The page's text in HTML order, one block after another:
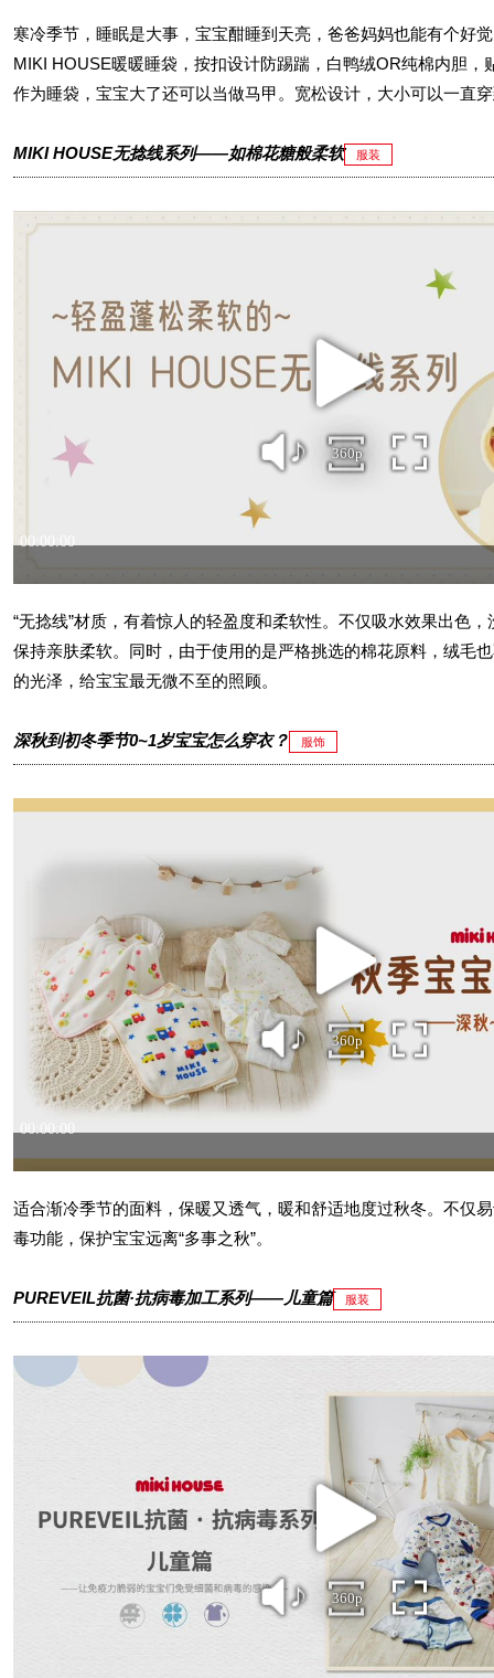
寒冷季节，睡眠是大事，宝宝酣睡到天亮，爸爸妈妈也能有个好
MIKI HOUSE暖暖睡袋，按扣设计防踢踹，白鸭绒OR纯棉内胆，
作为睡袋，宝宝大了还可以当做马甲。宽松设计，大小可以一直
MIKI HOUSE无捻线系列——如棉花糖般柔软 服装
“无捻线”材质，有着惊人的轻盈度和柔软性。不仅吸水效果出色
保持亲肤柔软。同时，由于使用的是严格挑选的棉花原料，绒毛
的光泽，给宝宝最无微不至的照顾。
深秋到初冬季节0~1岁宝宝怎么穿衣？ 服饰
适合渐冷季节的面料，保暖又透气，暖和舒适地度过秋冬。不仅
毒功能，保护宝宝远离“多事之秋”。
PUREVEIL抗菌·抗病毒加工系列——儿童篇 服装